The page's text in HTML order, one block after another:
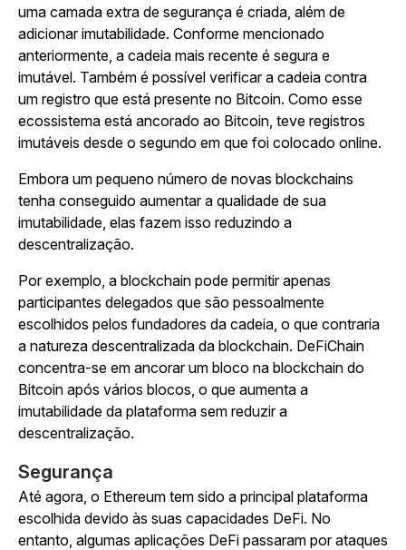
uma camada extra de segurança é criada, além de
adicionar imutabilidade. Conforme mencionado
anteriormente, a cadeia mais recente é segura e
imutável. Também é possível verificar a cadeia contra
um registro que está presente no Bitcoin. Como esse
ecossistema está ancorado ao Bitcoin, teve registros
imutáveis desde o segundo em que foi colocado online.
Embora um pequeno número de novas blockchains
tenha conseguido aumentar a qualidade de sua
imutabilidade, elas fazem isso reduzindo a
descentralização.
Por exemplo, a blockchain pode permitir apenas
participantes delegados que são pessoalmente
escolhidos pelos fundadores da cadeia, o que contraria
a natureza descentralizada da blockchain. DeFiChain
concentra-se em ancorar um bloco na blockchain do
Bitcoin após vários blocos, o que aumenta a
imutabilidade da plataforma sem reduzir a
descentralização.
Segurança
Até agora, o Ethereum tem sido a principal plataforma
escolhida devido às suas capacidades DeFi. No
entanto, algumas aplicações DeFi passaram por ataques